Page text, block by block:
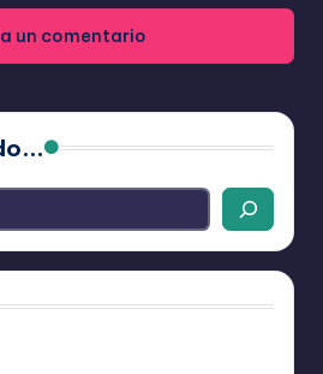
un comentario